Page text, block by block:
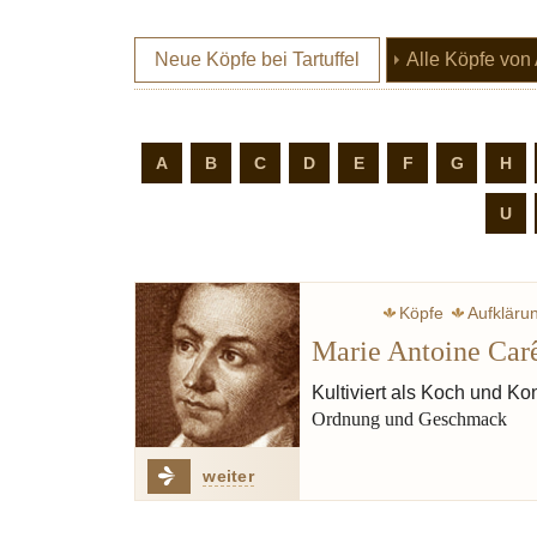
Neue Köpfe bei Tartuffel Alle Köpfe von
A B C D E F G H
U
weiter
Köpfe
Marie Antoine
Kultiviert als Koch und
Ordnung und Geschmack